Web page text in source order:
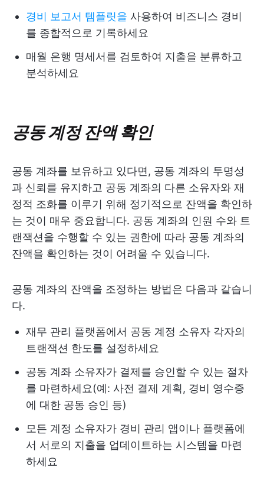
경비 보고서 템플릿을 사용하여 비즈니스 경비
를 종합적으로 기록하세요
매월 은행 명세서를 검토하여 지출을 분류하고
분석하세요
공동 계정 잔액 확인
공동 계좌를 보유하고 있다면, 공동 계좌의 투명성
과 신뢰를 유지하고 공동 계좌의 다른 소유자와 재
정적 조화를 이루기 위해 정기적으로 잔액을 확인하
는 것이 매우 중요합니다. 공동 계좌의 인원 수와 트
랜잭션을 수행할 수 있는 권한에 따라 공동 계좌의
잔액을 확인하는 것이 어려울 수 있습니다.
공동 계좌의 잔액을 조정하는 방법은 다음과 같습니
다.
재무 관리 플랫폼에서 공동 계정 소유자 각자의
트랜잭션 한도를 설정하세요
공동 계좌 소유자가 결제를 승인할 수 있는 절차
를 마련하세요(예: 사전 결제 계획, 경비 영수증
에 대한 공동 승인 등)
모든 계정 소유자가 경비 관리 앱이나 플랫폼에
서 서로의 지출을 업데이트하는 시스템을 마련
하세요